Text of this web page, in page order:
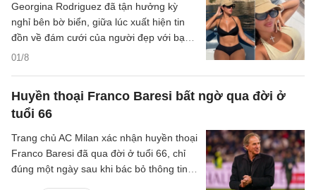
01/8
Georgina Rodriguez đã tận hưởng kỳ
nghỉ bên bờ biển, giữa lúc xuất hiện tin
đồn về đám cưới của người đẹp với bạn
trai Cristiano Ronaldo.
Huyền thoại Franco Baresi bất ngờ qua đời ở
tuổi 66
Trang chủ AC Milan xác nhận huyền thoại
Franco Baresi đã qua đời ở tuổi 66, chỉ
đúng một ngày sau khi bác bỏ thông tin